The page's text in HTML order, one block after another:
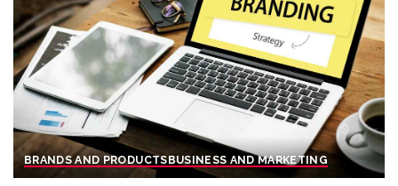
BRANDS AND PRODUCTSBUSINESS AND MARKETING